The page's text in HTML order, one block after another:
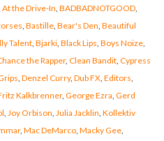
At the Drive-In BADBADNOTGOOD,
Bastille, Bear's Den Beautiful
Talent, Bjarki, Black Lips Boys Noize,
the Rapper, Clean Bandit, Cypress
Denzel Curry, Dub FX, Editors
Kalkbrenner, George Ezra Gerd
Joy Orbison Julia Jacklin Kollektiv
, Mac DeMarco, Macky Gee,